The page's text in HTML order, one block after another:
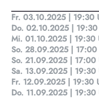
Fr. 03.10.2025 | 19:30
Do. 02.10.2025 |
Mi. 01.10.2025 | 19:30
So. 28.09.2025 | 17:00
So. 21.09.2025 | 17:00
Sa. 13.09.2025 | 19:30
Fr. 12.09.2025 | 19:30
Do. 11.09.2025 | 19:30
oder Musik bei uns
für Menschen von 0-